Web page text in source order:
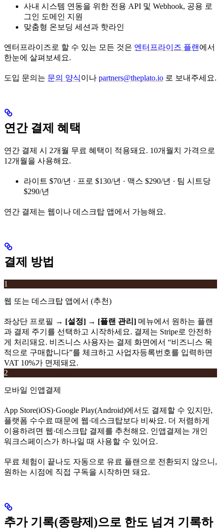
사내 시스템 연동을 위한 전용 API 및 Webhook, 공용 로
그인 도메인 지원
맞춤형 온보딩 세션과 핫라인
엔터프라이즈로 할 수 있는 모든 것은 엔터프라이즈 플랜에서
한눈에 살펴보세요.
도입 문의는 문의 양식이나 partners@theplato.io 로 보내주세요.
연간 결제 혜택
연간 결제 시 2개월 무료 혜택이 적용돼요. 10개월치 가격으로
12개월을 사용해요.
라이트 $70/년 · 프로 $130/년 · 맥스 $290/년 · 팀 시트당
$290/년
연간 결제는 웹이나 데스크탑 앱에서 가능해요.
결제 방법
1
웹 또는 데스크탑 앱에서 (추천)
좌상단 프로필 → [설정] → [플랜 관리] 메뉴에서 원하는 플랜
과 결제 주기를 선택하고 시작하세요. 결제는 Stripe로 안전하
게 처리돼요. 비즈니스 사용자는 결제 화면에서 “비즈니스 목
적으로 구매합니다”를 체크하고 사업자등록번호를 입력하면
VAT 10%가 면제돼요.
2
모바일 인앱결제
App Store(iOS)·Google Play(Android)에서도 결제할 수 있지만,
플랫폼 수수료 때문에 웹·데스크탑보다 비싸요. 더 저렴하게
이용하려면 웹·데스크탑 결제를 추천해요. 인앱결제는 개인
워크스페이스가 하나일 때 사용할 수 있어요.
무료 체험이 끝나도 자동으로 유료 플랜으로 전환되지 않으니,
원하는 시점에 직접 구독을 시작하면 돼요.
추가 기록(종량제)으로 한도 넘겨 기록하